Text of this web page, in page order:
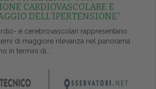
CARDIOVASCOLARE E
DELL’IPERTENSIONE”
e cerebrovascolari rappresentano
di maggiore rilevanza nel panorama
in termini di...